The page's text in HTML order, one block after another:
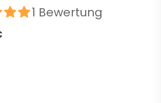
1 Bewertung